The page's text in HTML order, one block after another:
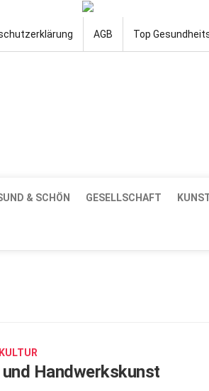
AGB Top
& SCHÖN GESELLSCHAFT
Handwerkskunst